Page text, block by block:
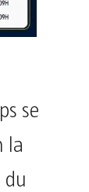
se
la
du